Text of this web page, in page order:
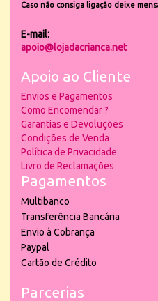
Caso não consiga ligação deixe
E-mail:
apoio@lojadacrianca.net
Apoio ao Cliente
Envios e Pagamentos
Como Encomendar ?
Garantias e Devoluções
Condições de Venda
Política de Privacidade
Livro de Reclamações
Pagamentos
Multibanco
Transferência Bancária
Envio à Cobrança
Paypal
Cartão de Crédito
Parcerias